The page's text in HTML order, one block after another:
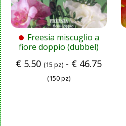
Freesia miscuglio a
fiore doppio (dubbel)
€ 5.50 (15 pz) - € 46.75
(150 pz)